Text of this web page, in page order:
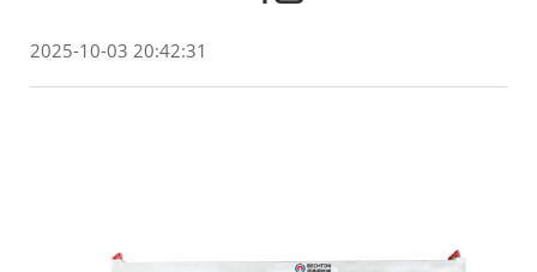
2025-10-03 20:42:31